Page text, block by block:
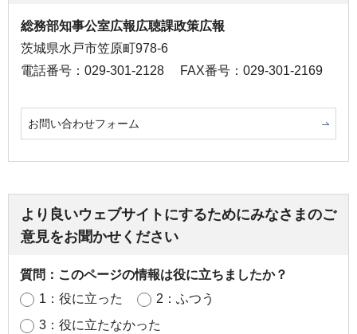
総務部知事公室広報広聴課政策広報
茨城県水戸市笠原町978-6
電話番号：029-301-2128
FAX番号：029-301-2169
お問い合わせフォーム
より良いウェブサイトにするためにみなさまのご
意見をお聞かせください
質問：このページの情報は役に立ちましたか？
1：役に立った
2：ふつう
3：役に立たなかった